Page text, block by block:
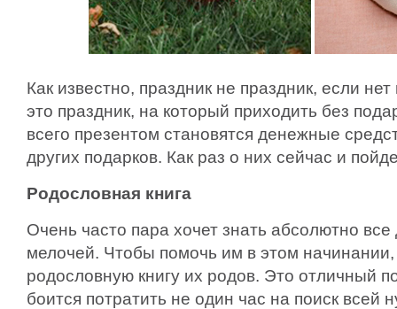
Как известно, праздник не праздник, если
это праздник, на который приходить без
всего презентом становятся денежные
других подарков. Как раз о них сейчас и
Родословная книга
Очень часто пара хочет знать абсолютно все
мелочей. Чтобы помочь им в этом начинании,
родословную книгу их родов. Это отличный
боится потратить не один час на поиск